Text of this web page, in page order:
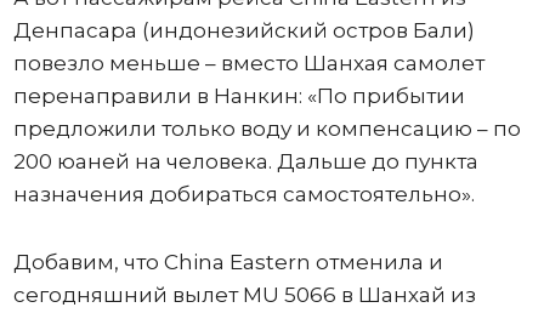
Денпасара (индонезийский остров Бали)
повезло меньше – вместо Шанхая самолет
перенаправили в Нанкин: «По прибытии
предложили только воду и компенсацию – по
200 юаней на человека. Дальше до пункта
назначения добираться самостоятельно».
Добавим, что China Eastern отменила и
сегодняшний вылет MU 5066 в Шанхай из